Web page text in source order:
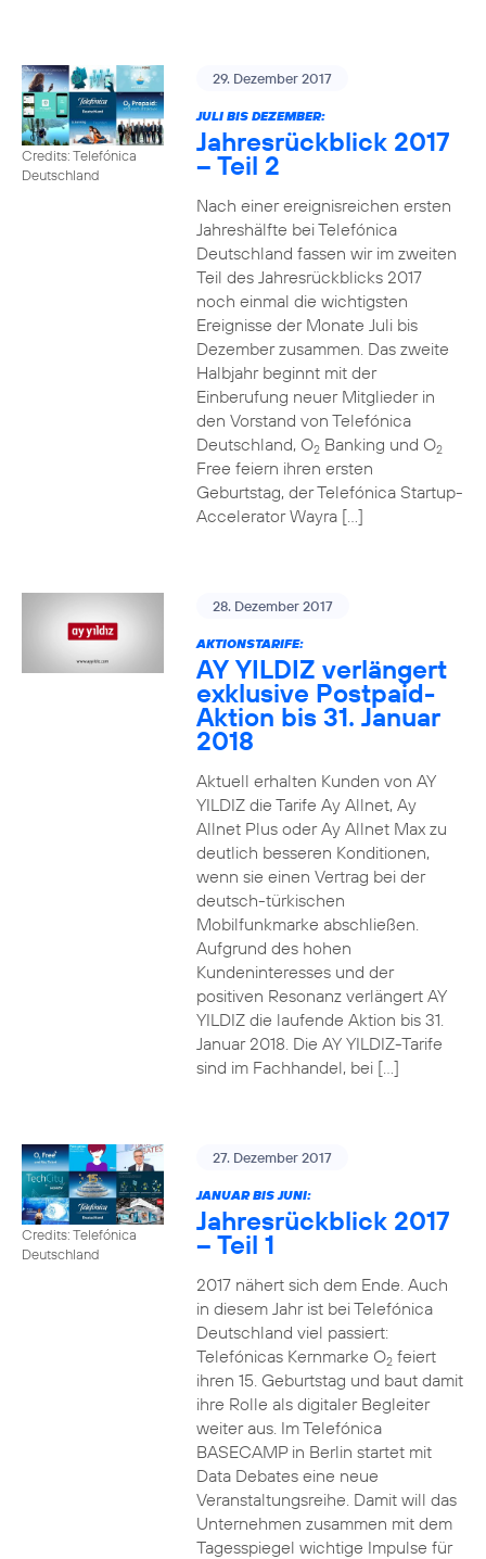
Credits: Telefónica
Deutschland
29. Dezember 2017
JULI BIS DEZEMBER:
Jahresrückblick 2017
– Teil 2
Nach einer ereignisreichen ersten
Jahreshälfte bei Telefónica
Deutschland fassen wir im zweiten
Teil des Jahresrückblicks 2017
noch einmal die wichtigsten
Ereignisse der Monate Juli bis
Dezember zusammen. Das zweite
Halbjahr beginnt mit der
Einberufung neuer Mitglieder in
den Vorstand von Telefónica
Deutschland, O2Banking und O2
Free feiern ihren ersten
Geburtstag, der Telefónica Startup-
Accelerator Wayra […]
28. Dezember 2017
AKTIONSTARIFE:
AY YILDIZ verlängert
exklusive Postpaid-
Aktion bis 31. Januar
2018
Aktuell erhalten Kunden von AY
YILDIZ die Tarife Ay Allnet, Ay
Allnet Plus oder Ay Allnet Max zu
deutlich besseren Konditionen,
wenn sie einen Vertrag bei der
deutsch-türkischen
Mobilfunkmarke abschließen.
Aufgrund des hohen
Kundeninteresses und der
positiven Resonanz verlängert AY
YILDIZ die laufende Aktion bis 31.
Januar 2018. Die AY YILDIZ-Tarife
sind im Fachhandel, bei […]
Credits: Telefónica
Deutschland
27. Dezember 2017
JANUAR BIS JUNI:
Jahresrückblick 2017
– Teil 1
2017 nähert sich dem Ende. Auch
in diesem Jahr ist bei Telefónica
Deutschland viel passiert:
Telefónicas Kernmarke O2feiert
ihren 15. Geburtstag und baut damit
ihre Rolle als digitaler Begleiter
weiter aus. Im Telefónica
BASECAMP in Berlin startet mit
Data Debates eine neue
Veranstaltungsreihe. Damit will das
Unternehmen zusammen mit dem
Tagesspiegel wichtige Impulse für